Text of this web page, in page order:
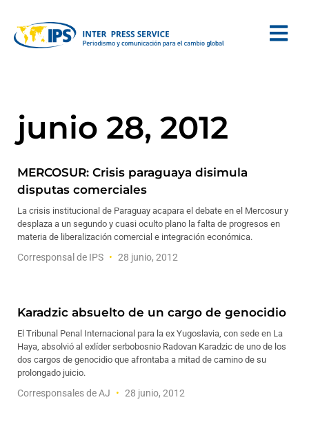
junio 28, 2012
MERCOSUR: Crisis paraguaya disimula
disputas comerciales
La crisis institucional de Paraguay acapara el debate en el Mercosur y
desplaza a un segundo y cuasi oculto plano la falta de progresos en
materia de liberalización comercial e integración económica.
Corresponsal de IPS 28 junio, 2012
Karadzic absuelto de un cargo de genocidio
El Tribunal Penal Internacional para la ex Yugoslavia, con sede en La
Haya, absolvió al exlíder serbobosnio Radovan Karadzic de uno de los
dos cargos de genocidio que afrontaba a mitad de camino de su
prolongado juicio.
Corresponsales de AJ 28 junio, 2012